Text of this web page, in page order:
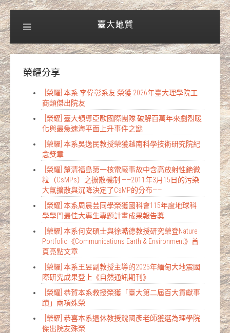
榮耀分享
[榮耀] 本系 李偉彰系友 榮獲 2026年臺大理學院工
商類傑出院友
[榮耀] 臺大領導亞歐國際團隊 破解百萬年來劇烈暖
化與最急速海平面上升事件之謎
[榮耀] 本系吳逸民教授榮獲越南科學技術研究院紀
念獎章
[榮耀] 釐清福島第一核電廠事故中含高放射性銫微
粒（CsMPs）之擴散機制 ——2011年3月15日的污染
大氣擴散與沉降決定了CsMP的分布——
[榮耀] 本系周晨芸同學榮獲國科會115年度地球科
學學門最佳大專生專題計畫成果報告獎
[榮耀] 本系何安碩士與徐澔德教授研究榮登Nature
Portfolio《Communications Earth & Environment》首
頁亮點文章
[榮耀] 本系王昱副教授主導的2025年緬甸大地震國
際研究成果登上《自然通訊期刊》
[榮耀] 恭賀本系教授榮獲「臺大第二屆百大貢獻事
蹟」兩項殊榮
[榮耀] 恭喜本系退休教授魏國彥老師獲選為理學院
傑出院友殊榮